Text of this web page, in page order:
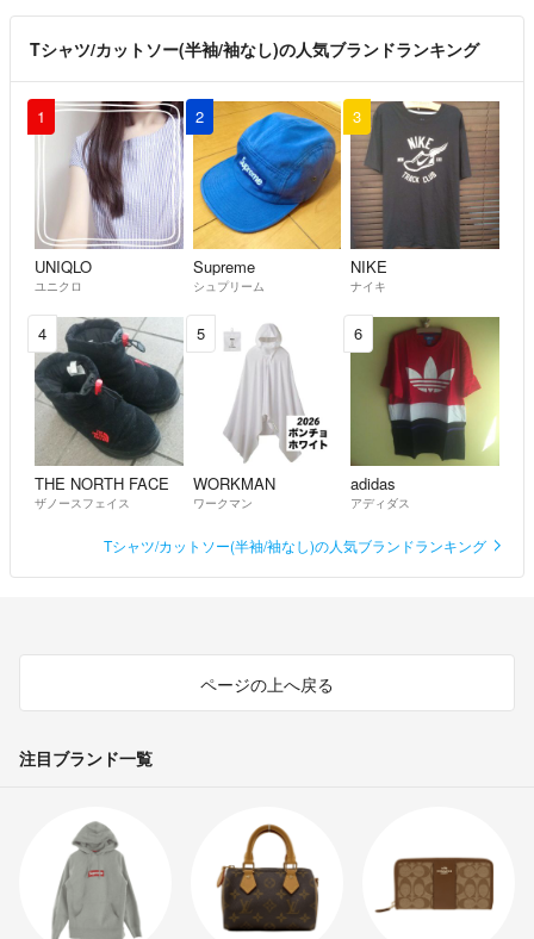
[送料]
全品送料無料でやらせていただきます!
発送は月・火・水・木・金曜日になります。
ご了承ください。
その他ご質問などございましたら
気軽にお問い合わせ下さい。
宜しくお願い致します。
Tシャツ/カットソー(半袖/袖なし)の人気ブランドランキング
1
UNIQLO
ユニクロ
2
Supreme
シュプリーム
3
NIKE
ナイキ
4
THE NORTH FACE
ザノースフェイス
5
WORKMAN
ワークマン
6
adidas
アディダス
Tシャツ/カットソー(半袖/袖なし)の人気ブランドランキング
ページの上へ戻る
注目ブランド一覧